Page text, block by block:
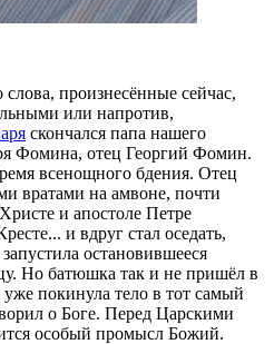
произнесённые сейчас,
или напротив,
скончался папа нашего
Фомина, отец Георгий Фомин.
всенощного бдения. Отец
вратами на амвоне, почти
и апостоле Петре
и вдруг стал оседать,
остановившееся
Но батюшка так и не пришёл в
покинула тело в тот самый
о Боге. Перед Царскими
особый промысл Божий.